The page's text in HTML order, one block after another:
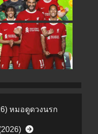
หมอดูดวงนรก